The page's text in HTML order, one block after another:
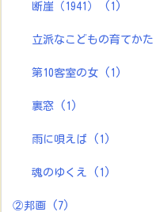
断崖（1941） (1)
立派なこどもの育てかた
第10客室の女 (1)
裏窓 (1)
雨に唄えば (1)
魂のゆくえ (1)
②邦画 (7)